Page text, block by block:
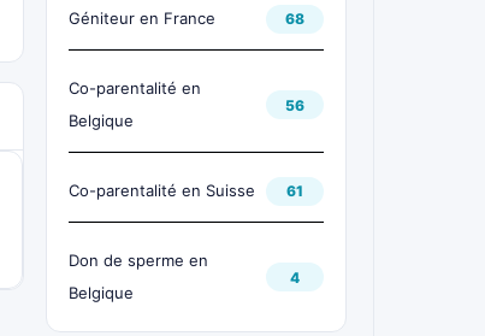
Géniteur en France 68
Co-parentalité en
Belgique
56
Co-parentalité en Suisse 61
Don de sperme en
Belgique
4